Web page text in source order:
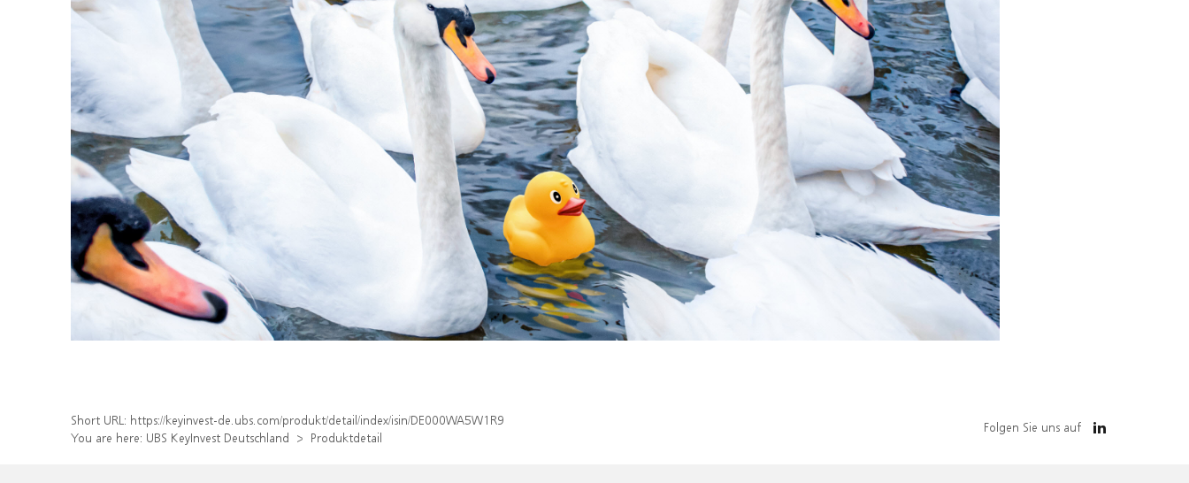
Short URL: https://keyinvest-de.ubs.com/produkt/detail/index/isin/DE000WA5W1R9
You are here: UBS KeyInvest Deutschland Produktdetail
Folgen Sie uns auf